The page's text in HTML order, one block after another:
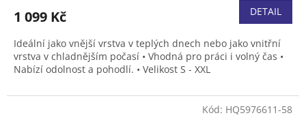
1 099 Kč DETAIL
Ideální jako vnější vrstva v teplých dnech nebo jako vnitřní
vrstva v chladnějším počasí • Vhodná pro práci i volný čas •
Nabízí odolnost a pohodlí. • Velikost S - XXL
Kód: HQ5976611-58